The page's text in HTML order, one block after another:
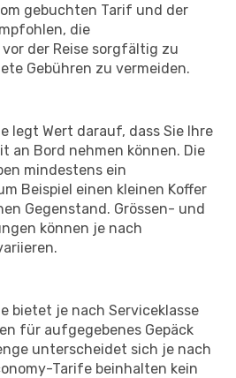
gebuchten Tarif und der
die
der Reise sorgfältig zu
Gebühren zu vermeiden.
legt Wert darauf, dass Sie Ihre
an Bord nehmen können. Die
mindestens ein
Beispiel einen kleinen Koffer
Gegenstand. Grössen- und
können je nach
bietet je nach Serviceklasse
für aufgegebenes Gepäck
unterscheidet sich je nach
Tarife beinhalten kein